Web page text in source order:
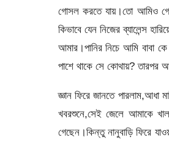
গোসল করতে যায়।তো আমিও
কিভাবে যেন নিজের ব্যালেন্স
আমার।পানির নিচে আমি বাবা
পাশে থাকে সে কোথায়? তারপর
জ্ঞান ফিরে জানতে
খবরশুনে,সেই জেলে আমাকে
গেছেন।কিন্তু নানুবাড়ি ফিরে